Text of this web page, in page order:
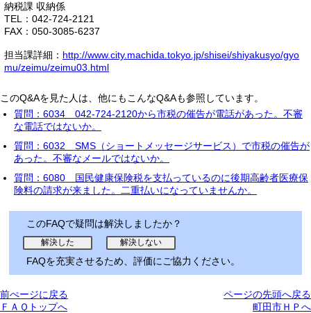
納税課 収納係
TEL：042-724-2121
FAX：050-3085-6237
担当課詳細： http://www.city.machida.tokyo.jp/shisei/shiyakusyo/gyo
mu/zeimu/zeimu03.html
このQ&Aを見た人は、他にもこんなQ&Aも参照しています。
質問：6034 042-724-2120から市税の催告が電話があった。不審
な電話ではないか。
質問：6032 SMS（ショートメッセージサービス）で市税の催告が
あった。不審なメールではないか。
質問：6080 国民健康保険税を支払っているのに後期高齢者医療保
険料の請求が来ました。二重払いになっていませんか。
このFAQで疑問は解決しましたか？
FAQを充実させるため、評価にご協力ください。
前ぺージに戻る
ページの先頭へ戻る
ＦＡＱトップへ
町田市ＨＰへ